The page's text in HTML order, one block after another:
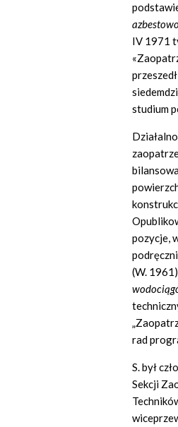
IV 1971
studium
pozycje,
(W.
rad
S. był
Sekcji